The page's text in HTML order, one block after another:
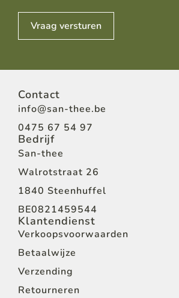
Vraag versturen
Contact
info@san-thee.be
0475 67 54 97
Bedrijf
San-thee
Walrotstraat 26
1840 Steenhuffel
BE0821459544
Klantendienst
Verkoopsvoorwaarden
Betaalwijze
Verzending
Retourneren